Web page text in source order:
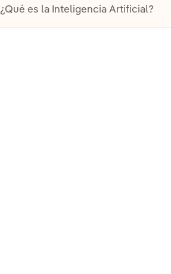
¿Qué es la Inteligencia Artificial?